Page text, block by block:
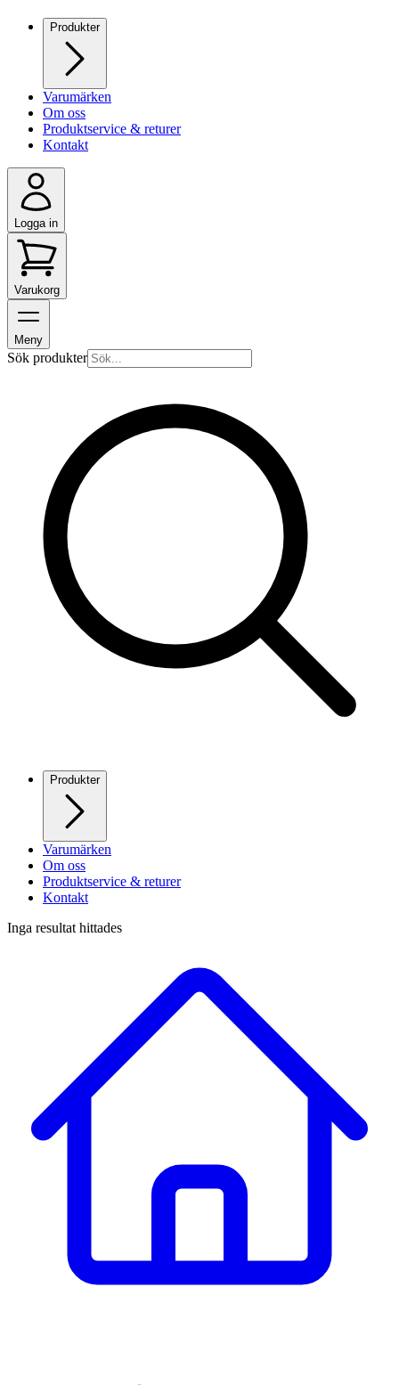
Produkter
Varumärken
Om oss
Produktservice & returer
Kontakt
Logga in
Varukorg
Meny
Sök produkter
Produkter
Varumärken
Om oss
Produktservice & returer
Kontakt
Inga resultat hittades